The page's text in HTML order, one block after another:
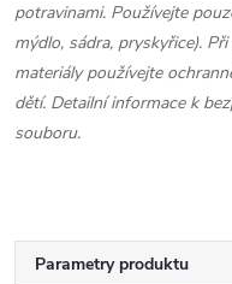
potravinami. Používejte
mýdlo, sádra, pryskyřice).
materiály používejte
dětí. Detailní informace k
souboru.
Parametry produktu